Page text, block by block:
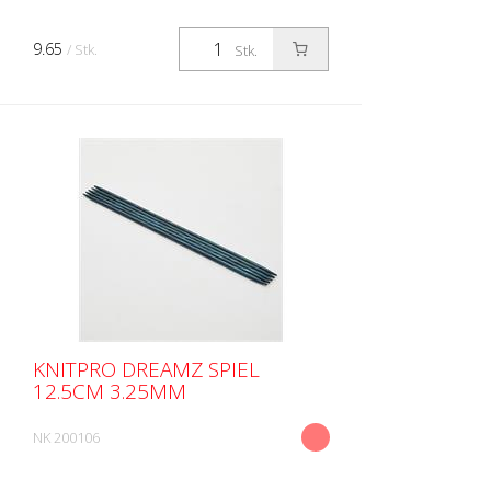
Stk.
9.65 / Stk.
KNITPRO DREAMZ SPIEL
12.5CM 3.25MM
NK 200106